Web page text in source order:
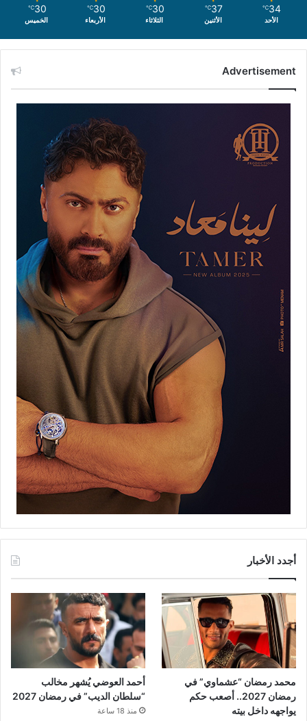
34
℃
الأحد
37
℃
الأثنين
30
℃
الثلاثاء
30
℃
الأربعاء
30
℃
الخميس
Advertisement
أجدد الأخبار
محمد رمضان “عشماوي” في
رمضان 2027.. أصعب حكم
يواجهه داخل بيته
أحمد العوضي يُشهر مخالب
“سلطان الديب” في رمضان 2027
منذ 18 ساعة